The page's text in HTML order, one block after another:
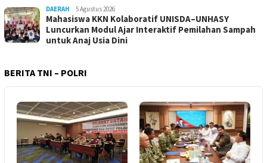
DAERAH 5 Agustus 2026
Mahasiswa KKN Kolaboratif UNISDA–UNHASY
Luncurkan Modul Ajar Interaktif Pemilahan Sampah
untuk Anaj Usia Dini
BERITA TNI – POLRI